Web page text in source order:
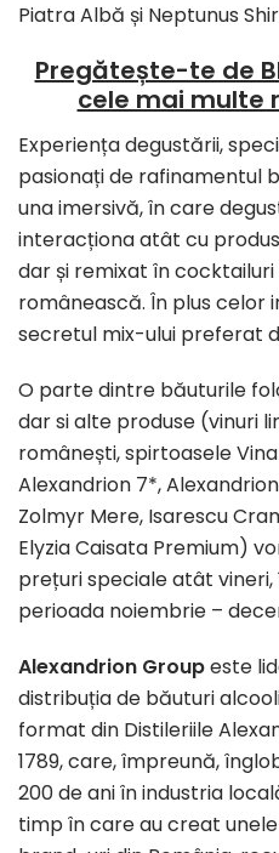
Piatra Albă și Neptunus
Pregătește-te de
cele mai multe
Experiența degustării,
pasionați de rafinamentul
una imersivă, în care
interacționa atât cu
dar și remixat în
românească. În plus celor
secretul mix-ului preferat
O parte dintre băuturile
dar si alte produse (vinuri
românești, spirtoasele
Alexandrion 7*, Alexandrion
Zolmyr Mere, Isarescu
Elyzia Caisata Premium)
prețuri speciale atât vineri,
perioada noiembrie –
Alexandrion Groupeste
distribuția de băuturi
format din Distileriile
1789, care, împreună,
200 de ani în industria
timp în care au creat